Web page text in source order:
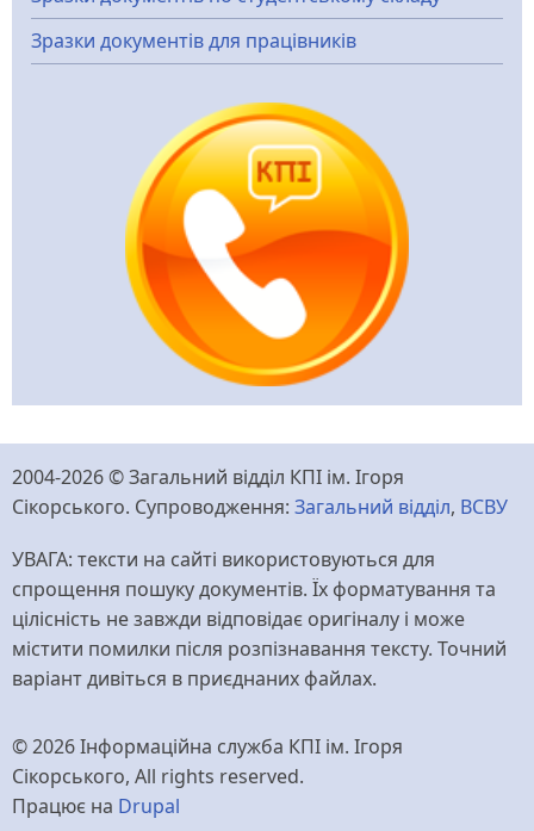
Зразки документів для працівників
2004-2026 © Загальний відділ КПІ ім. Ігоря
Сікорського. Супроводження: Загальний відділ, ВСВУ
УВАГА: тексти на сайті використовуються для
спрощення пошуку документів. Їх форматування та
цілісність не завжди відповідає оригіналу і може
містити помилки після розпізнавання тексту. Точний
варіант дивіться в приєднаних файлах.
© 2026 Інформаційна служба КПІ ім. Ігоря
Сікорського, All rights reserved.
Працює на Drupal